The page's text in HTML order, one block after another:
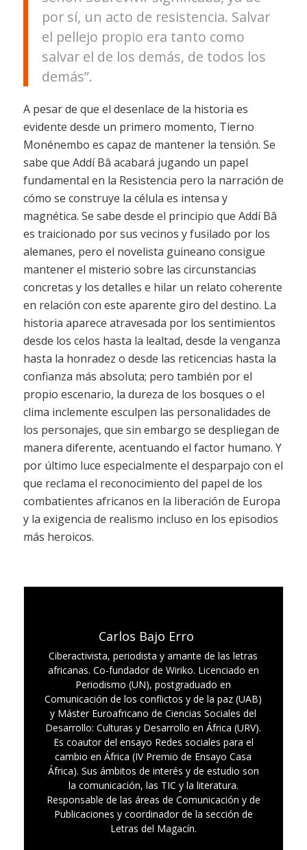
por sí, un acto de resistencia. Salvar
el pellejo propio era tanto como
salvar el de los demás, de todos los
demás”.
A pesar de que el desenlace de la historia es
evidente desde un primero momento, Tierno
Monénembo es capaz de mantener la tensión. Se
sabe que Addí Bâ acabará jugando un papel
fundamental en la Resistencia pero la narración de
cómo se construye la célula es intensa y
magnética. Se sabe desde el principio que Addí Bâ
es traicionado por sus vecinos y fusilado por los
alemanes, pero el novelista guineano consigue
mantener el misterio sobre las circunstancias
concretas y los detalles e hilar un relato coherente
en relación con este aparente giro del destino. La
historia aparece atravesada por los sentimientos
desde los celos hasta la lealtad, desde la venganza
hasta la honradez o desde las reticencias hasta la
confianza más absoluta; pero también por el
propio escenario, la dureza de los bosques o el
clima inclemente esculpen las personalidades de
los personajes, que sin embargo se despliegan de
manera diferente, acentuando el factor humano. Y
por último luce especialmente el desparpajo con el
que reclama el reconocimiento del papel de los
combatientes africanos en la liberación de Europa
y la exigencia de realismo incluso en los episodios
más heroicos.
Carlos Bajo Erro
Ciberactivista, periodista y amante de las letras
africanas. Co-fundador de Wiriko. Licenciado en
Periodismo (UN), postgraduado en
Comunicación de los conflictos y de la paz (UAB)
y Máster Euroafricano de Ciencias Sociales del
Desarrollo: Culturas y Desarrollo en África (URV).
Es coautor del ensayo Redes sociales para el
cambio en África (IV Premio de Ensayo Casa
África). Sus ámbitos de interés y de estudio son
la comunicación, las TIC y la literatura.
Responsable de las áreas de Comunicación y de
Publicaciones y coordinador de la sección de
Letras del Magacín.